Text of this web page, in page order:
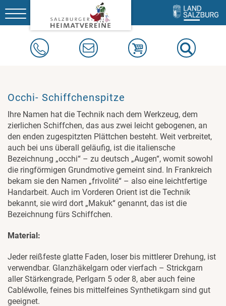
Toggle
navigation
Occhi- Schiffchenspitze
Ihre Namen hat die Technik nach dem Werkzeug, dem
zierlichen Schiffchen, das aus zwei leicht gebogenen, an
den enden zugespitzten Plättchen besteht. Weit verbreitet,
auch bei uns überall geläufig, ist die italiensche
Bezeichnung „occhi“ – zu deutsch „Augen“, womit sowohl
die ringförmigen Grundmotive gemeint sind. In Frankreich
bekam sie den Namen „frivolité“ – also eine leichtfertige
Handarbeit. Auch im Vorderen Orient ist die Technik
bekannt, sie wird dort „Makuk“ genannt, das ist die
Bezeichnung fürs Schiffchen.
Material:
Jeder reißfeste glatte Faden, loser bis mittlerer Drehung, ist
verwendbar. Glanzhäkelgarn oder vierfach – Strickgarn
aller Stärkengrade, Perlgarn 5 oder 8, aber auch feine
Cabléwolle, feines bis mittelfeines Synthetikgarn sind gut
geeignet.